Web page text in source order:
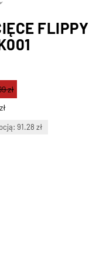
FLIPPY
zł
91.28 zł